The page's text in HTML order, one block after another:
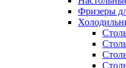
Фризеры